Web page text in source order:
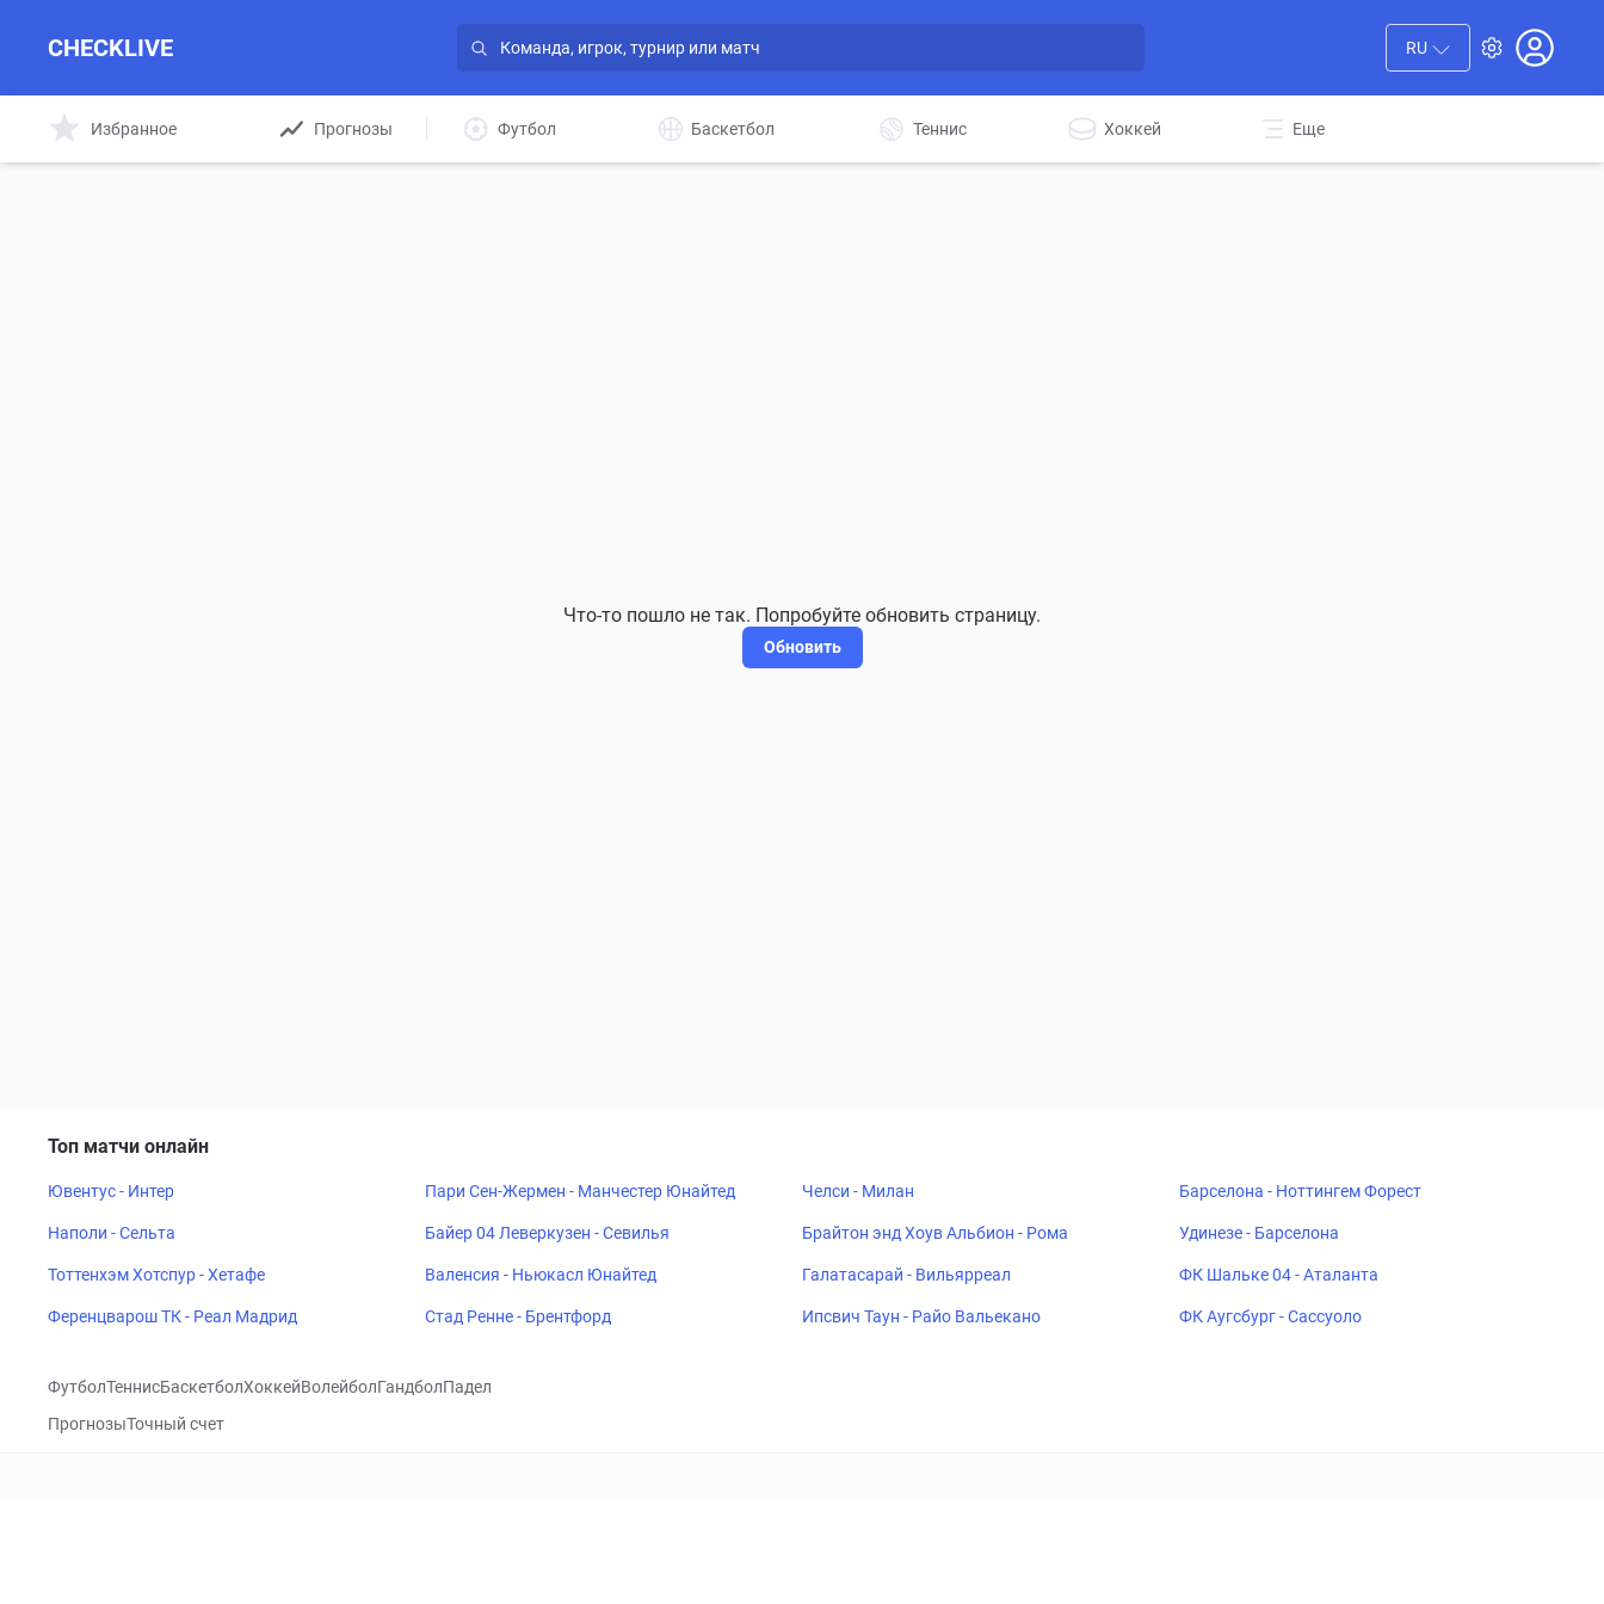
CHECKLIVE RU
Избранное Прогнозы Футбол Баскетбол Теннис Хоккей Еще
Что-то пошло не так. Попробуйте обновить страницу.
Обновить
Топ матчи онлайн
Ювентус - Интер Пари Сен-Жермен - Манчестер Юнайтед Челси - Милан Барселона - Ноттингем Форест
Наполи - Сельта Байер 04 Леверкузен - Севилья Брайтон энд Хоув Альбион - Рома Удинезе - Барселона
Тоттенхэм Хотспур - Хетафе Валенсия - Ньюкасл Юнайтед Галатасарай - Вильярреал ФК Шальке 04 - Аталанта
Ференцварош ТК - Реал Мадрид Стад Ренне - Брентфорд Ипсвич Таун - Райо Вальекано ФК Аугсбург - Сассуоло
ФутболТеннисБаскетболХоккейВолейболГандболПадел
ПрогнозыТочный счет